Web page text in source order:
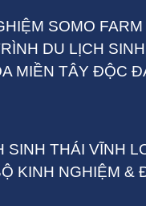
SOMO
DU LỊCH
MIỀN TÂY ĐỘC
SINH THÁI VĨNH
KINH NGHIỆM &